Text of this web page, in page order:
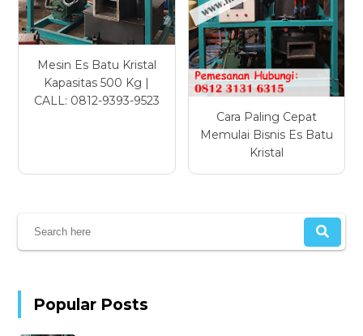
Mesin Es Batu Kristal
Kapasitas 500 Kg |
CALL: 0812-9393-9523
Cara Paling Cepat
Memulai Bisnis Es Batu
Kristal
Popular Posts